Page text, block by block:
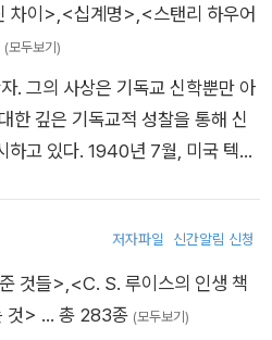
로 미덕에 대한 신앙적 사색을 담
에게 쓴 실제 편지이기에 독자는
듯한 친근함을 느낀다. 또한 한 편
여하는 것이 얼마나 설레고 벅찬
고 곱씹을 책이며, 소중한 이들에
차이> <십계명> <스탠리 하우어
(모두보기)
. 그의 사상은 기독교 신학뿐만 아
한 깊은 기독교적 성찰을 통해 신
하고 있다. 1940년 7월, 미국 텍사
칼리지(Augustana College), 노
Dame) 강단에서 가르쳤으
Divinity School)에서 길버트
저자파일 신간알림 신청
것들> <C. S. 루이스의 인생 책
것> … 총 283종 (모두보기)